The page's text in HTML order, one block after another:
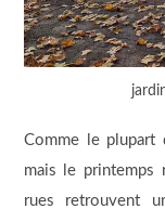
Comme le plupart
mais le printemps
rues retrouvent